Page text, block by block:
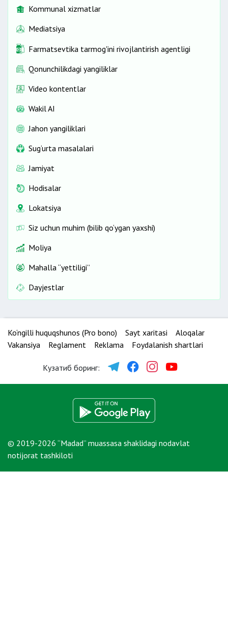
Kommunal xizmatlar
Mediatsiya
Farmatsevtika tarmog'ini rivojlantirish agentligi
Qonunchilikdagi yangiliklar
Video kontentlar
Wakil AI
Jahon yangiliklari
Sug‘urta masalalari
Jamiyat
Hodisalar
Lokatsiya
Siz uchun muhim (bilib qo‘ygan yaxshi)
Moliya
Mahalla “yettiligi”
Dayjestlar
Ko‘ngilli huquqshunos (Pro bono) Sayt xaritasi
Aloqalar
Vakansiya
Reglament Reklama Foydalanish shartlari
Кузатиб боринг:
© 2019-2026 “Madad” muassasa shaklidagi nodavlat
notijorat tashkiloti